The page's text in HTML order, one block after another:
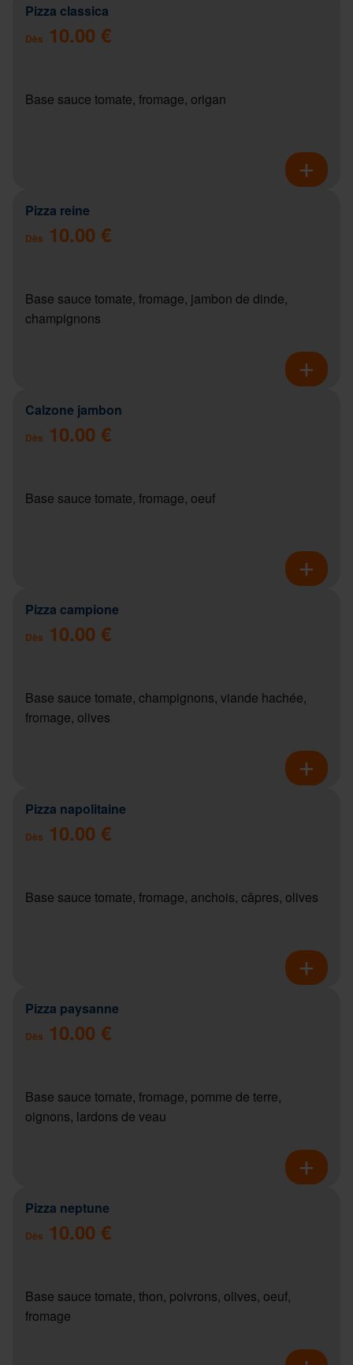
Pizza classica
Dès 10.00 €
Base sauce tomate, fromage, origan
Pizza reine
Dès 10.00 €
Base sauce tomate, fromage, jambon de dinde,
champignons
Calzone jambon
Dès 10.00 €
Base sauce tomate, fromage, oeuf
Pizza campione
Dès 10.00 €
Base sauce tomate, champignons, viande hachée,
fromage, olives
Pizza napolitaine
Dès 10.00 €
Base sauce tomate, fromage, anchois, câpres, olives
Pizza paysanne
Dès 10.00 €
Base sauce tomate, fromage, pomme de terre,
oignons, lardons de veau
Pizza neptune
Dès 10.00 €
Base sauce tomate, thon, poivrons, olives, oeuf,
fromage